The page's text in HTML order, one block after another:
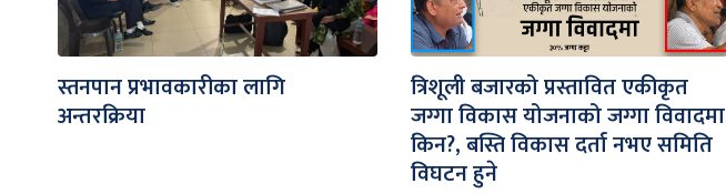
स्तनपान प्रभावकारीका लागि
अन्तरक्रिया
त्रिशूली बजारको प्रस्तावित एकीकृत
जग्गा विकास योजनाको जग्गा विवादमा
किन?, बस्ति विकास दर्ता नभए समिति
विघटन हुने